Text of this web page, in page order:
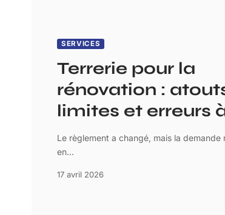
SERVICES
Terrerie pour la
rénovation :
limites et erreurs
Le règlement a changé, mais la demande
en…
17 avril 2026